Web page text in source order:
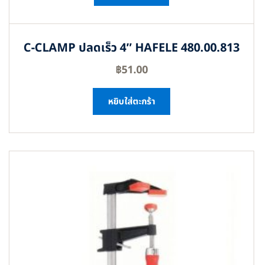
C-CLAMP ปลดเร็ว 4″ HAFELE 480.00.813
฿51.00
หยิบใส่ตะกร้า